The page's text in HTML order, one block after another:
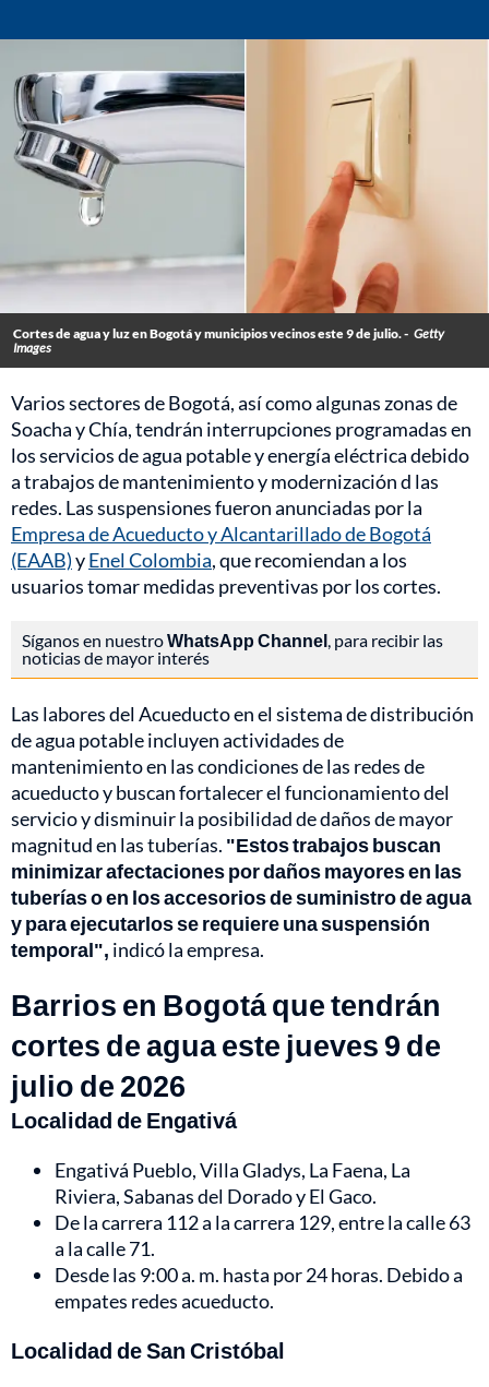
Cortes de agua y luz en Bogotá y municipios vecinos este 9 de julio. - Getty
Images
Varios sectores de Bogotá, así como algunas zonas de
Soacha y Chía, tendrán interrupciones programadas en
los servicios de agua potable y energía eléctrica debido
a trabajos de mantenimiento y modernización d las
redes. Las suspensiones fueron anunciadas por la
Empresa de Acueducto y Alcantarillado de Bogotá
(EAAB)yEnel Colombia, que recomiendan a los
usuarios tomar medidas preventivas por los cortes.
Síganos en nuestroWhatsApp Channel, para recibir las
noticias de mayor interés
Las labores del Acueducto en el sistema de distribución
de agua potable incluyen actividades de
mantenimiento en las condiciones de las redes de
acueducto y buscan fortalecer el funcionamiento del
servicio y disminuir la posibilidad de daños de mayor
magnitud en las tuberías. "Estos trabajos buscan
minimizar afectaciones por daños mayores en las
tuberías o en los accesorios de suministro de agua
y para ejecutarlos se requiere una suspensión
temporal", indicó la empresa.
Barrios en Bogotá que tendrán
cortes de agua este jueves 9 de
julio de 2026
Localidad de Engativá
Engativá Pueblo, Villa Gladys, La Faena, La
Riviera, Sabanas del Dorado y El Gaco.
De la carrera 112 a la carrera 129, entre la calle 63
a la calle 71.
Desde las 9:00 a. m. hasta por 24 horas. Debido a
empates redes acueducto.
Localidad de San Cristóbal